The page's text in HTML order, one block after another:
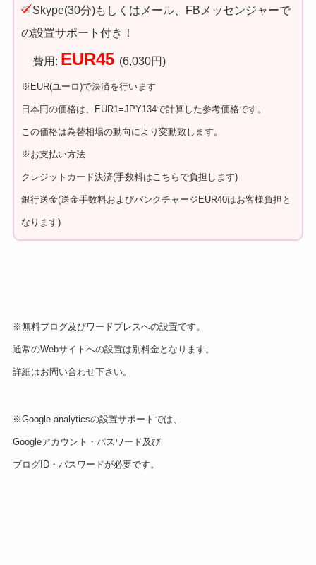
Skype(30分)もしくはメール、FBメッセンジャーで
の設置サポート付き！
費用: EUR45 (6,030円)
※EUR(ユーロ)で決済を行います
日本円の価格は、EUR1=JPY134で計算した参考価格です。
この価格は為替相場の動向により変動致します。
※お支払い方法
クレジットカード決済(手数料はこちらで負担します)
銀行送金(送金手数料およびバンクチャージEUR40はお客様負担と
なります)
※無料ブログ及びワードプレスへの設置です。
通常のWebサイトへの設置は別料金となります。
詳細はお問い合わせ下さい。
※Google analyticsの設置サポートでは、
Googleアカウント・パスワード及び
ブログID・パスワードが必要です。